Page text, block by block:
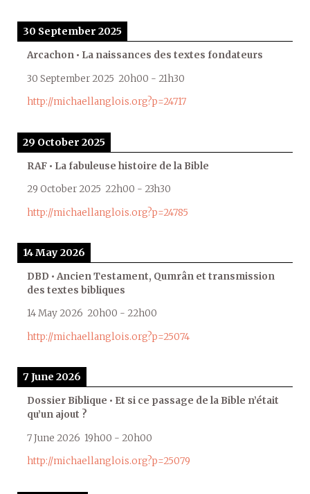
30 September 2025
Arcachon • La naissances des textes fondateurs
30 September 2025 20h00 - 21h30
http://michaellanglois.org?p=24717
29 October 2025
RAF • La fabuleuse histoire de la Bible
29 October 2025 22h00 - 23h30
http://michaellanglois.org?p=24785
14 May 2026
DBD • Ancien Testament, Qumrân et transmission
des textes bibliques
14 May 2026 20h00 - 22h00
http://michaellanglois.org?p=25074
7 June 2026
Dossier Biblique • Et si ce passage de la Bible n’était
qu’un ajout ?
7 June 2026 19h00 - 20h00
http://michaellanglois.org?p=25079